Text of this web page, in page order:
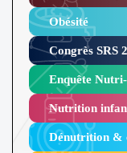
Obésité ​
Congrès SRS
Enquête Nutri-
Nutrition
Dénutrition &